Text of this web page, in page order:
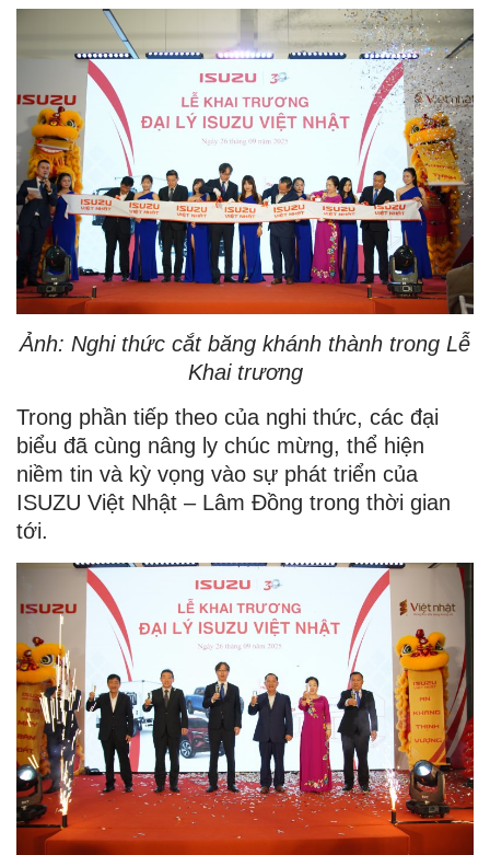
Ảnh: Nghi thức cắt băng khánh thành trong Lễ
Khai trương
Trong phần tiếp theo của nghi thức, các đại
biểu đã cùng nâng ly chúc mừng, thể hiện
niềm tin và kỳ vọng vào sự phát triển của
ISUZU Việt Nhật – Lâm Đồng trong thời gian
tới.